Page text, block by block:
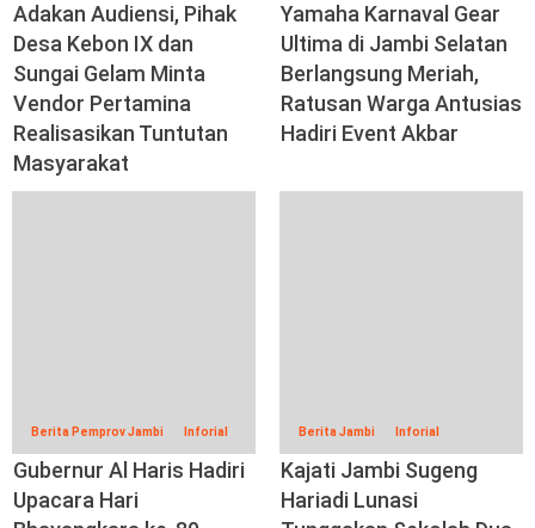
Adakan Audiensi, Pihak
Desa Kebon IX dan
Sungai Gelam Minta
Vendor Pertamina
Realisasikan Tuntutan
Masyarakat
Yamaha Karnaval Gear
Ultima di Jambi Selatan
Berlangsung Meriah,
Ratusan Warga Antusias
Hadiri Event Akbar
Berita Pemprov Jambi Inforial
Gubernur Al Haris Hadiri
Upacara Hari
Berita Jambi Inforial
Kajati Jambi Sugeng
Hariadi Lunasi